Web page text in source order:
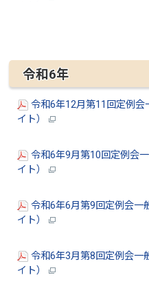
令和6年
令和6年12月第11回定例会
イト）
令和6年9月第10回定例会
イト）
令和6年6月第9回定例会一
イト）
令和6年3月第8回定例会一
イト）